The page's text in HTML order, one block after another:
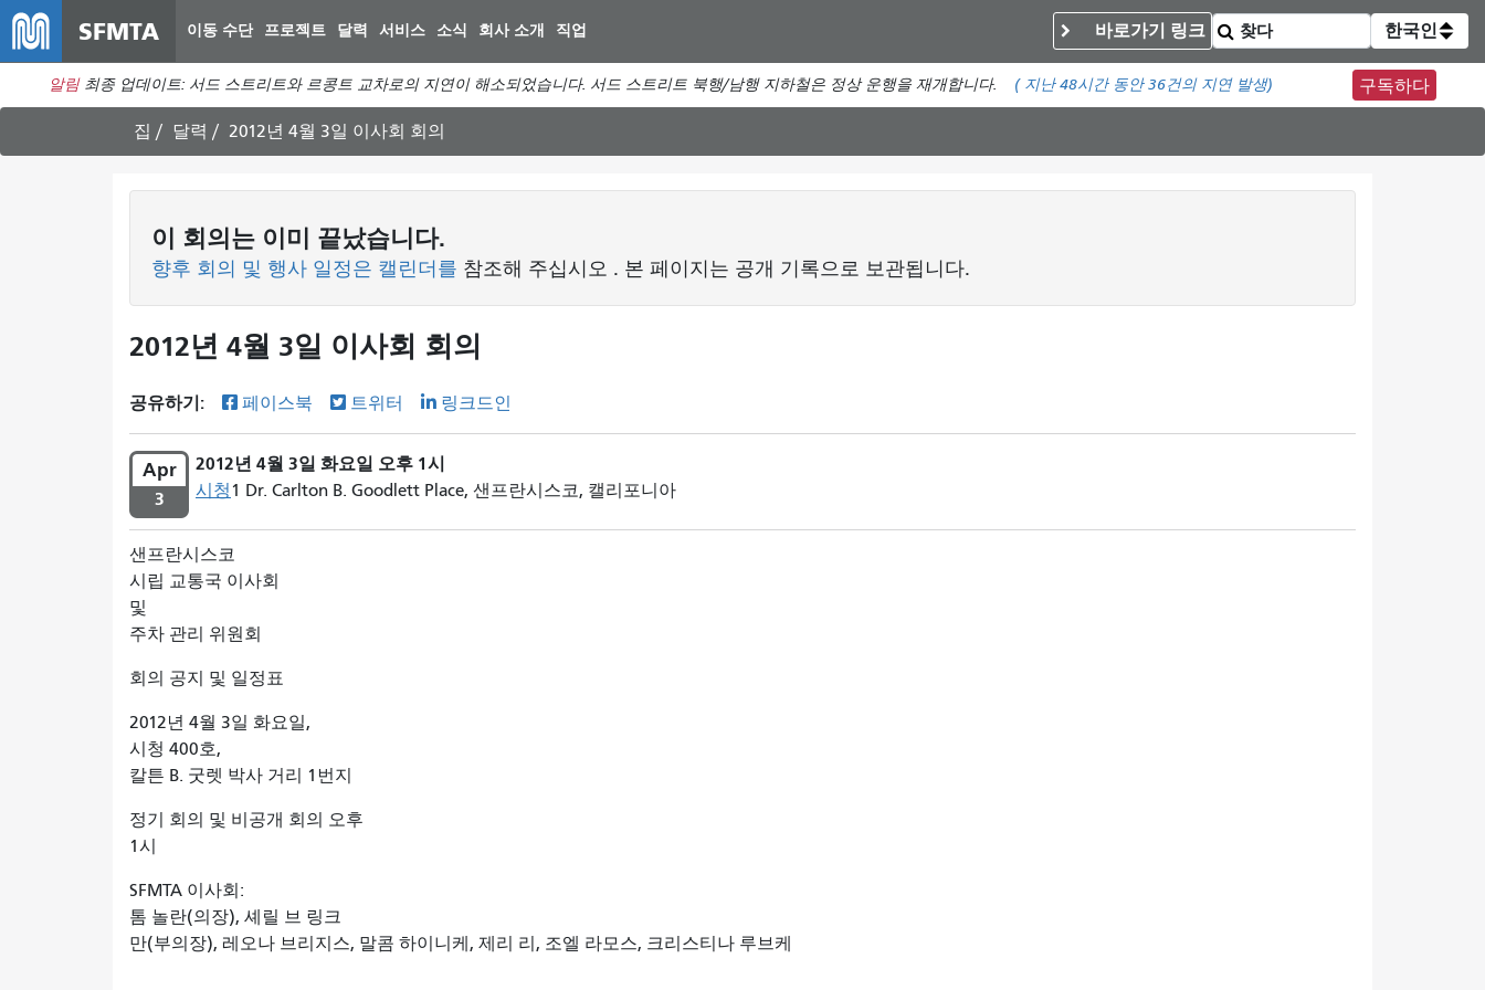
컨
텐
SFMTA 이동 수단 프로젝트 달력 서비스 소식 회사 소개 직업 바로가기 링크 한국인
알림 최종 업데이트: 서드 스트리트와 르콩트 교차로의 지연이 해소되었습니다. 서드 스트리트 북행/남행 지하철은 정상 운행을 재개합니다. ( 지난 48시간 동안36건의 지연 발생) 구독하다
집 달력 2012년 4월 3일 이사회 회의
이 회의는 이미 끝났습니다.
향후 회의 및 행사 일정은 캘린더를 참조해 주십시오 . 본 페이지는 공개 기록으로 보관됩니다.
2012년 4월 3일 이사회 회의
공유하기: 페이스북 트위터 링크드인
Apr
3
2012년 4월 3일 화요일 오후 1시
시청1 Dr. Carlton B. Goodlett Place, 샌프란시스코, 캘리포니아
샌프란시스코
시립 교통국 이사회
및
주차 관리 위원회
회의 공지 및 일정표
2012년 4월 3일 화요일,
시청 400호,
칼튼 B. 굿렛 박사 거리 1번지
정기 회의 및 비공개 회의 오후
1시
SFMTA 이사회:
톰 놀란(의장), 셰릴 브 링크
만(부의장), 레오나 브리지스, 말콤 하이니케, 제리 리, 조엘 라모스, 크리스티나 루브케